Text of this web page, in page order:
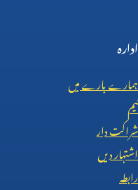
ادارہ
ہمارے بارے میں
ٹیم
شراکت دار
اشتہار دیں
رابطہ